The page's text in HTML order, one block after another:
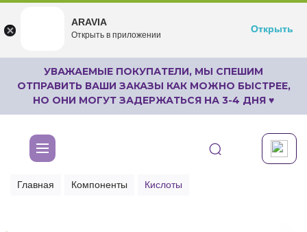
undefined
Бесплатноru.aravia.new
Открыть
УВАЖАЕМЫЕ ПОКУПАТЕЛИ, МЫ СПЕШИМ
ОТПРАВИТЬ ВАШИ ЗАКАЗЫ КАК МОЖНО БЫСТРЕЕ,
НО ОНИ МОГУТ ЗАДЕРЖАТЬСЯ НА 3-4 ДНЯ ♥
Главная Компоненты Кислоты
ARAVIA
Открыть в приложении
Открыть